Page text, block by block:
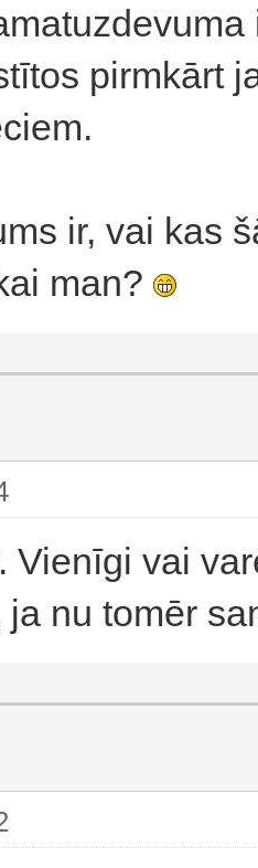
pirmkārt
ir, vai kas
man?
Vienīgi vai
nu tomēr